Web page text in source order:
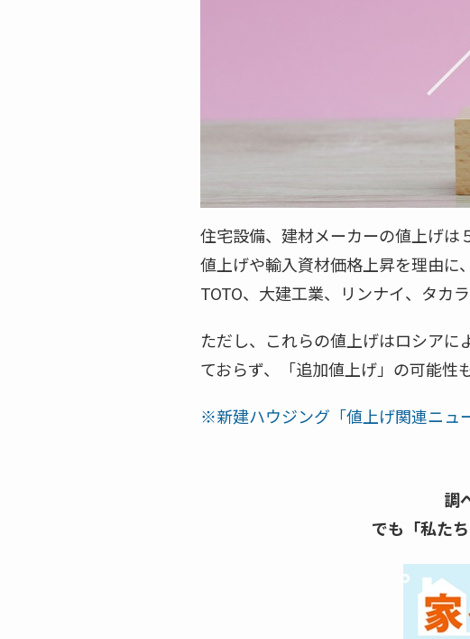
住宅設備、建材メーカーの値上げは
値上げや輸入資材価格上昇を理由に
TOTO、大建工業、リンナイ、タカ
ただし、これらの値上げはロシア
ておらず、「追加値上げ」の可能性
※新建ハウジング「値上げ関連ニュ
調
でも「私た